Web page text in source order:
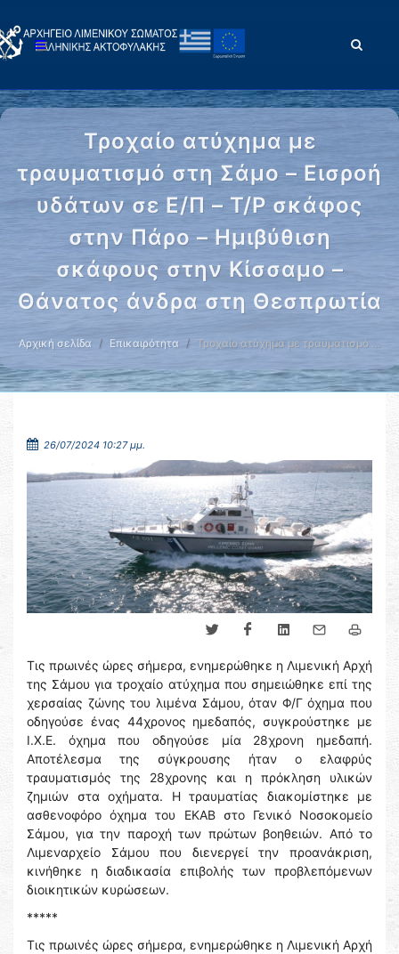
Τροχαίο ατύχημα με
τραυματισμό στη Σάμο – Εισροή
υδάτων σε Ε/Π – Τ/Ρ σκάφος
στην Πάρο – Ημιβύθιση
σκάφους στην Κίσσαμο –
Θάνατος άνδρα στη Θεσπρωτία
Αρχική σελίδα Επικαιρότητα Τροχαίο ατύχημα με τραυματισμό …
26/07/2024 10:27 μμ.
Τις πρωινές ώρες σήμερα, ενημερώθηκε η Λιμενική Αρχή
της Σάμου για τροχαίο ατύχημα που σημειώθηκε επί της
χερσαίας ζώνης του λιμένα Σάμου, όταν Φ/Γ όχημα που
οδηγούσε ένας 44χρονος ημεδαπός, συγκρούστηκε με
Ι.Χ.Ε. όχημα που οδηγούσε μία 28χρονη ημεδαπή.
Αποτέλεσμα της σύγκρουσης ήταν ο ελαφρύς
τραυματισμός της 28χρονης και η πρόκληση υλικών
ζημιών στα οχήματα. Η τραυματίας διακομίστηκε με
ασθενοφόρο όχημα του ΕΚΑΒ στο Γενικό Νοσοκομείο
Σάμου, για την παροχή των πρώτων βοηθειών. Από το
Λιμεναρχείο Σάμου που διενεργεί την προανάκριση,
κινήθηκε η διαδικασία επιβολής των προβλεπόμενων
διοικητικών κυρώσεων.
*****
Τις πρωινές ώρες σήμερα, ενημερώθηκε η Λιμενική Αρχή